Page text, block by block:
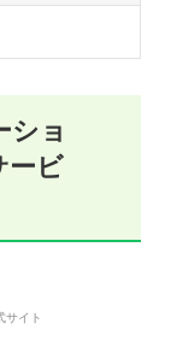
ショ
ービ
サイト